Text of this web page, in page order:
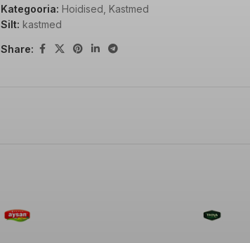
SÜSIVESIKUD
Kategooria: Hoidised Kastmed
Silt: kastmed
Share: